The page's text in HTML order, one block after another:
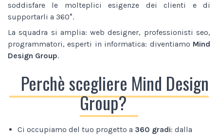
soddisfare le molteplici esigenze dei clienti e di
supportarli a 360°.
La squadra si amplia: web designer, professionisti seo,
programmatori, esperti in informatica: diventiamo Mind
Design Group.
Perchè scegliere Mind Design
Group?
Ci occupiamo del tuo progetto a 360 gradi: dalla